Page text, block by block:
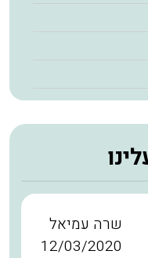
שרה עמיאל
12/03/2020